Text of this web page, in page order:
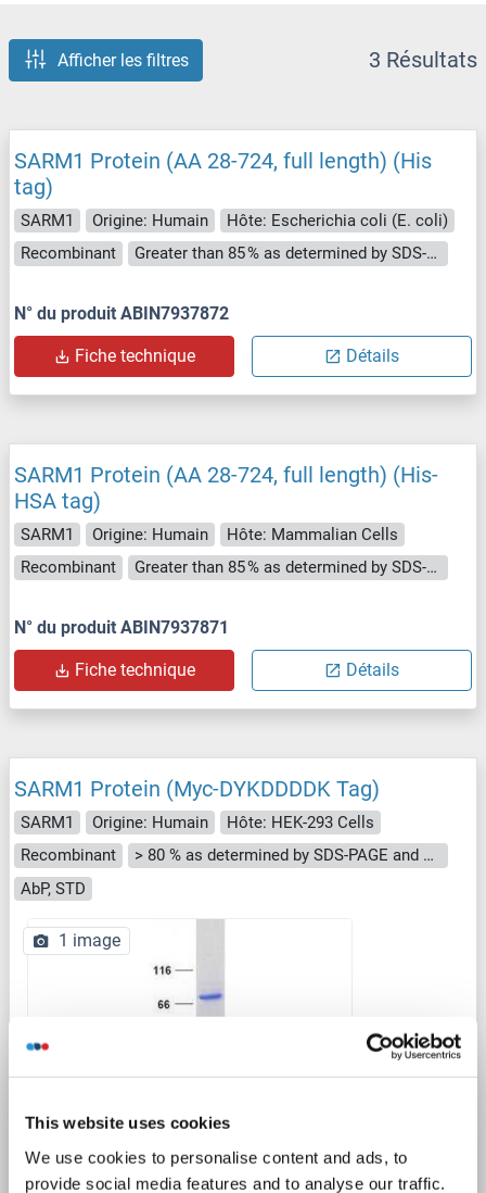
This website uses cookies
We use cookies to personalise content and ads, to
provide social media features and to analyse our traffic.
Afficher les filtres 3 Résultats
SARM1 Protein (AA 28-724, full length) (His
tag)
SARM1 Origine: Humain
Hôte: Escherichia coli (E. coli)
Recombinant
Greater than 85 % as determined by SDS-PAGE.
N° du produit ABIN7937872
Fiche technique Détails
SARM1 Protein (AA 28-724, full length) (His-
HSA tag)
SARM1 Origine: Humain
Hôte: Mammalian Cells
Recombinant
Greater than 85 % as determined by SDS-PAGE.
N° du produit ABIN7937871
Fiche technique Détails
SARM1 Protein (Myc-DYKDDDDK Tag)
SARM1 Origine: Humain
Hôte: HEK-293 Cells
Recombinant
> 80 % as determined by SDS-PAGE and Coomassie blue staining
AbP, STD
1 image